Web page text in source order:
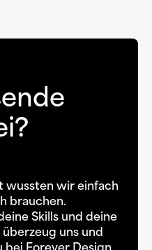
wussten wir einfach
brauchen.
Skills und deine
überzeug uns und